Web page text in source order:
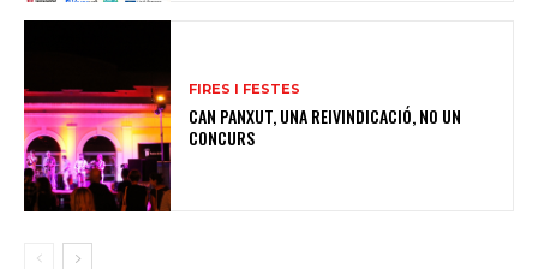
FIRES I FESTES
CAN PANXUT, UNA REIVINDICACIÓ, NO UN
CONCURS